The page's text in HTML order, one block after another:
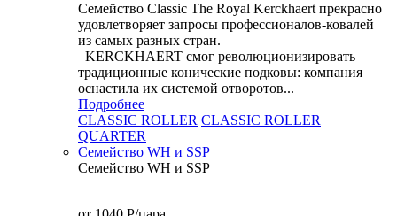
Семейство Classic The Royal Kerckhaert прекрасно
удовлетворяет запросы профессионалов-ковалей
из самых разных стран.
KERCKHAERT смог революционизировать
традиционные конические подковы: компания
оснастила их системой отворотов...
Подробнее
CLASSIC ROLLER CLASSIC ROLLER
QUARTER
Семейство WH и SSP
Семейство WH и SSP